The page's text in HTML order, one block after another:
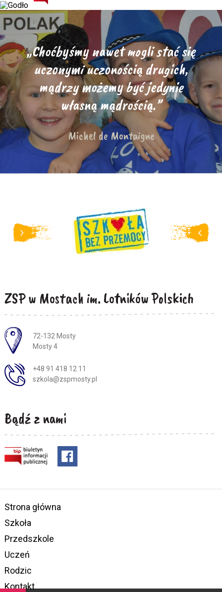
„Choćbyśmy nawet mogli stać się
uczonymi uczonością drugich,
mądrzy możemy być jedynie
własną mądrością.”
Michel de Montaigne
ZSP w Mostach im. Lotników Polskich
Adres pocztowy:
72-132 Mosty
Mosty 4
+48 91 418 12 11
szkola@zspmosty.pl
Bądź z nami
Strona główna
Szkoła
Przedszkole
Uczeń
Rodzic
Kontakt